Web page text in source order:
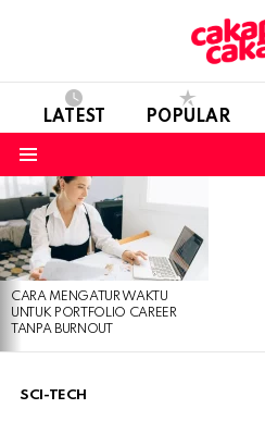
LATEST POPULAR
LATEST
STORIES
CARA MENGATUR WAKTU
UNTUK PORTFOLIO CAREER
TANPA BURNOUT
SCI-TECH